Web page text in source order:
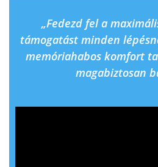
„Fedezd fel a
támogatást minden
memóriahabos komfort
magabiztosan